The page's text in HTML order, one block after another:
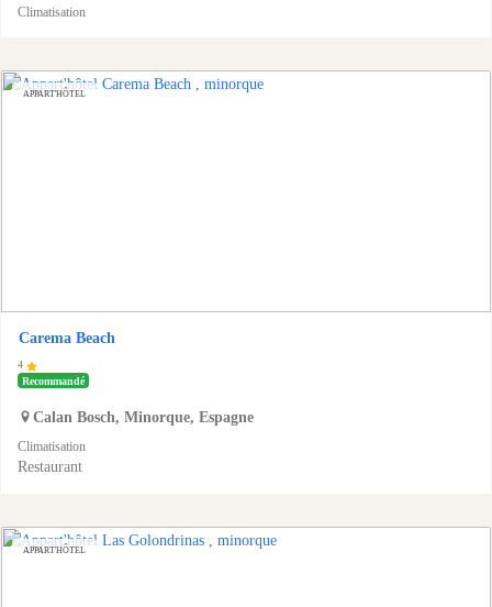
Climatisation
APPART'HÔTEL
Carema Beach
4
Recommandé
Calan Bosch, Minorque, Espagne
Climatisation
Restaurant
APPART'HÔTEL